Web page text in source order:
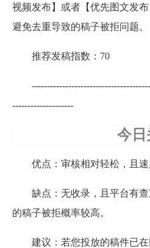
视频发布】或者【优先图文发
避免去重导致的稿子被拒问题。
推荐发稿指数：70
--------------------
今日
优点：审核相对轻松，且速
缺点：无收录，且平台有
的稿子被拒概率较高。
建议：若您投放的稿件已